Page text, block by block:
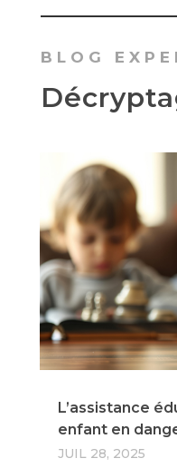
BLOG
L’assistance
enfant en
JUIL 28, 2025